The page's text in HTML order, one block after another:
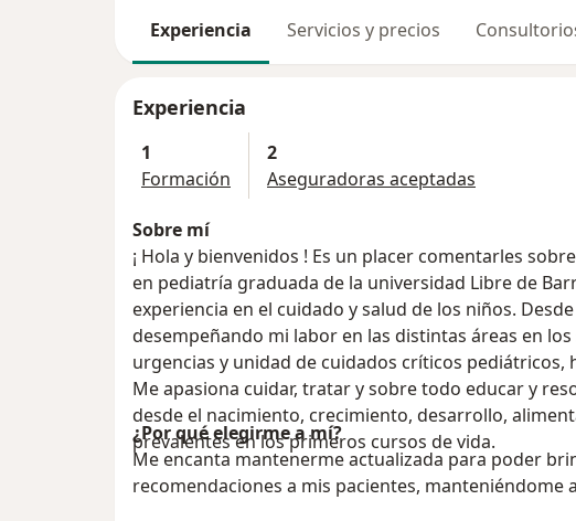
Experiencia Servicios y precios
Experiencia
1
Formación
2
Aseguradoras aceptadas
Sobre mí
¡ Hola y bienvenidos ! Es un placer comentarles
en pediatría graduada de la universidad Libre de
experiencia en el cuidado y salud de los niños.
desempeñando mi labor en las distintas áreas en
urgencias y unidad de cuidados críticos pediátricos,
Me apasiona cuidar, tratar y sobre todo educar y resolver dudas sobre cuidados
desde el nacimiento, crecimiento, desarrollo,
prevalentes en los primeros cursos de vida.
¿Por qué elegirme a mí?
Me encanta mantenerme actualizada para poder
recomendaciones a mis pacientes, manteniéndome